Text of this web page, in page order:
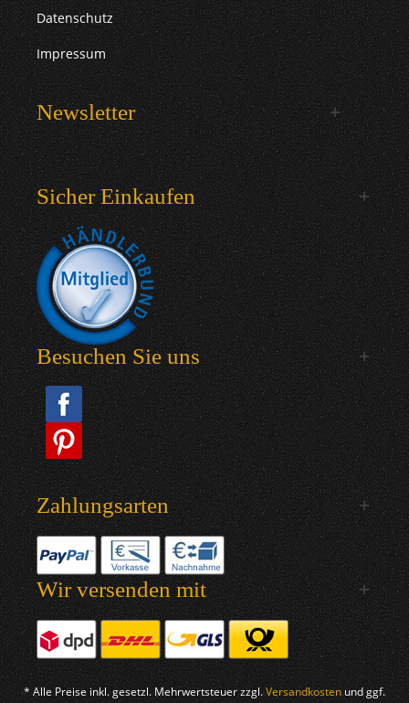
Datenschutz
Impressum
Newsletter
Sicher Einkaufen
Besuchen Sie uns
Zahlungsarten
Wir versenden mit
* Alle Preise inkl. gesetzl. Mehrwertsteuer zzgl.Versandkosten und ggf.